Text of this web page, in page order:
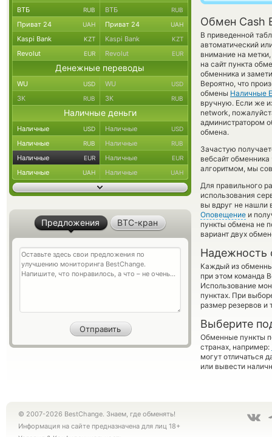
Обмен Cash
В приведенной
автоматический
внимание на
на сайт пункта
обменника и
Вероятно, что
обмены Наличные
вручную. Если же
network,
администратором
обмена.
Зачастую
вебсайт
алгоритмом, мы
Для правильного
использования
вы вдруг не нашли
Оповещение и
пункты обмена не
вариант двух
Надежность
Каждый из
при этом команда
Использование
пунктах. При
размер резервов и
Выберите
Обменные пункты
странах, например:
могут отличаться
или вывести
ВТБ RUB ВТБ RUB
Приват 24 UAH Приват 24 UAH
Kaspi Bank KZT Kaspi Bank KZT
Revolut EUR Revolut EUR
Денежные переводы
WU USD WU USD
ЗК RUB ЗК RUB
Наличные деньги
Наличные USD Наличные USD
Наличные RUB Наличные RUB
Наличные EUR Наличные EUR
Наличные UAH Наличные UAH
Предложения BTC-кран
© 2007-2026 BestChange. Знаем, где обменять!
Информация на сайте предназначена для лиц 18+